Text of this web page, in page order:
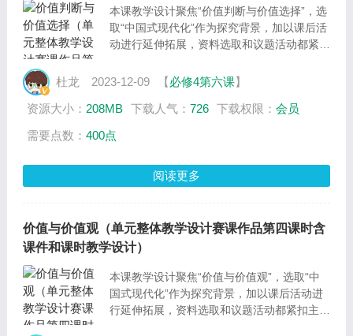
本课教学设计聚焦“价值判断与价值选择”，选
取“中国式现代化”作为探究背景，加以课后活
动进行延伸拓展，资料选取和议题活动都紧扣
值判断与价值选择的关系、正确的价值判断和
站在最广大人民的立场上。
杜龙 2023-12-09 【必修4第六课】
资源大小： 208MB 下载人气： 726 下载权限： 会员
需要点数： 400点
阅读更多
价值与价值观（单元整体教学设计赛课作品第四课时含
课件和课时教学设计）
本课教学设计聚焦“价值与价值观”，选取“中
国式现代化”作为探究背景，加以课后活动进
行延伸拓展，资料选取和议题活动都紧扣主